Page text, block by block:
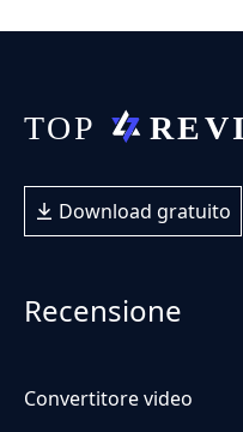
Download gratuito
Recensione
Convertitore video